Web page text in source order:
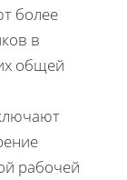
более
в
общей
рабочей